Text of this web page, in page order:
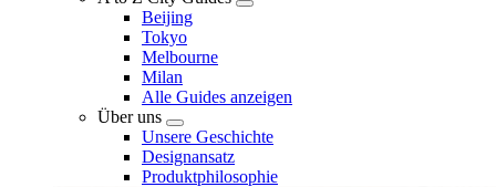
Beijing
Tokyo
Melbourne
Milan
Alle Guides anzeigen
Über uns
Unsere Geschichte
Designansatz
Produktphilosophie